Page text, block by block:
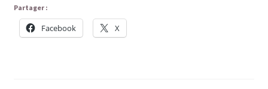
Partager :
Facebook X